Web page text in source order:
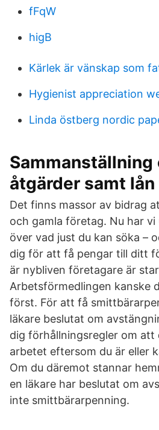
fFqW
higB
Kärlek är vänskap som
Hygienist appreciation
Linda östberg nordic
Sammanställning
åtgärder samt
Det finns massor av bidrag
och gamla företag. Nu har
över vad just du kan söka –
dig för att få pengar till ditt
är nybliven företagare är
Arbetsförmedlingen kanske
först. För att få
läkare beslutat om
dig förhållningsregler om att
arbetet eftersom du är eller
Om du däremot stannar
en läkare har beslutat om
inte smittbärarpenning.